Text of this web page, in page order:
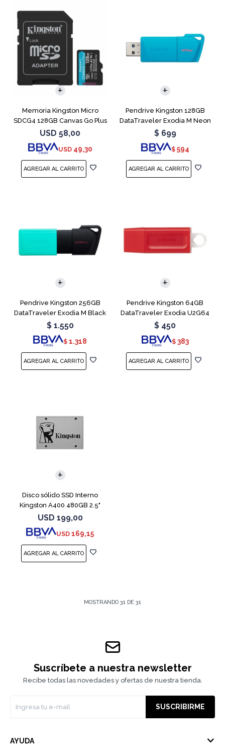
Memoria Kingston Micro
SDCG4 128GB Canvas Go Plus
V30
USD 58,00
USD 49,30
Pendrive Kingston 128GB
DataTraveler Exodia M Neon
Blue
$ 699
$ 594
Pendrive Kingston 256GB
DataTraveler Exodia M Black
Teal
$ 1.550
$ 1.318
Pendrive Kingston 64GB
DataTraveler Exodia U2G64
Red
$ 450
$ 383
Disco sólido SSD Interno
Kingston A400 480GB 2.5"
SATA 3
USD 199,00
USD 169,15
MOSTRANDO 31 DE 31
Suscríbete a nuestra newsletter
Recibe todas las novedades y ofertas de nuestra tienda.
SUSCRIBIRME
AYUDA